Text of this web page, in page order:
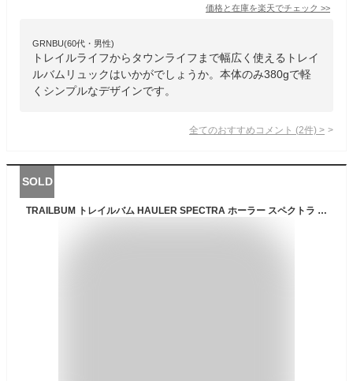
価格と在庫を楽天でチェック >>
GRNBU(60代・男性)
トレイルライフからタウンライフまで幅広く使えるトレイ
ルバムリュックはいかがでしょうか。本体のみ380gで軽
くシンプルなデザインです。
全てのおすすめコメント (2件) >
SOLD
TRAILBUM トレイルバム HAULER SPECTRA ホーラー スペクトラ 2022春夏 バックパック 容量45-65L NIGHT CLOUD ONESIZE 80028 UL 790g【PT10】